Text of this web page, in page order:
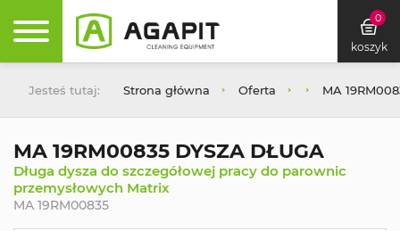
0
koszyk
Jesteś tutaj: Strona główna Oferta MA
MA 19RM00835 DYSZA DŁUGA
Długa dysza do szczegółowej pracy do parownic
przemysłowych Matrix
MA 19RM00835